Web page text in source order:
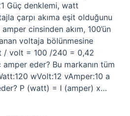
Güç denklemi, watt
çarpı akıma eşit olduğunu
cinsinden akım, 100’ün
voltaja bölünmesine
/ volt = 100 /240 = 0,42
eder? Bu markanın tüm
wVolt:12 vAmper:10 a
P (watt) = I (amper) x…